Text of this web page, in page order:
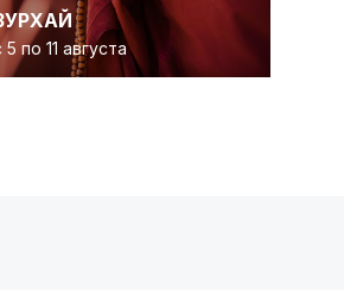
5 по 11 августа